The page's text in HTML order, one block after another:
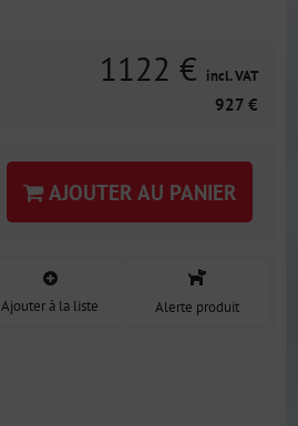
1122 € incl. VAT
927 €
AJOUTER AU PANIER
Ajouter à la liste Alerte produit